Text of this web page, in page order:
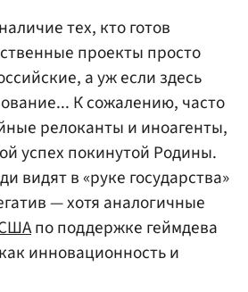
тех, кто готов
проекты просто
а уж если здесь
К сожалению, часто
релоканты и иноагенты,
успех покинутой Родины.
видят в «руке государства»
— хотя аналогичные
по поддержке геймдева
инновационность и